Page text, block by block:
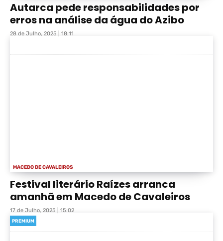
Autarca pede responsabilidades por
erros na análise da água do Azibo
28 de Julho, 2025 | 18:11
MACEDO DE CAVALEIROS
Festival literário Raízes arranca
amanhã em Macedo de Cavaleiros
17 de Julho, 2025 | 15:02
PREMIUM